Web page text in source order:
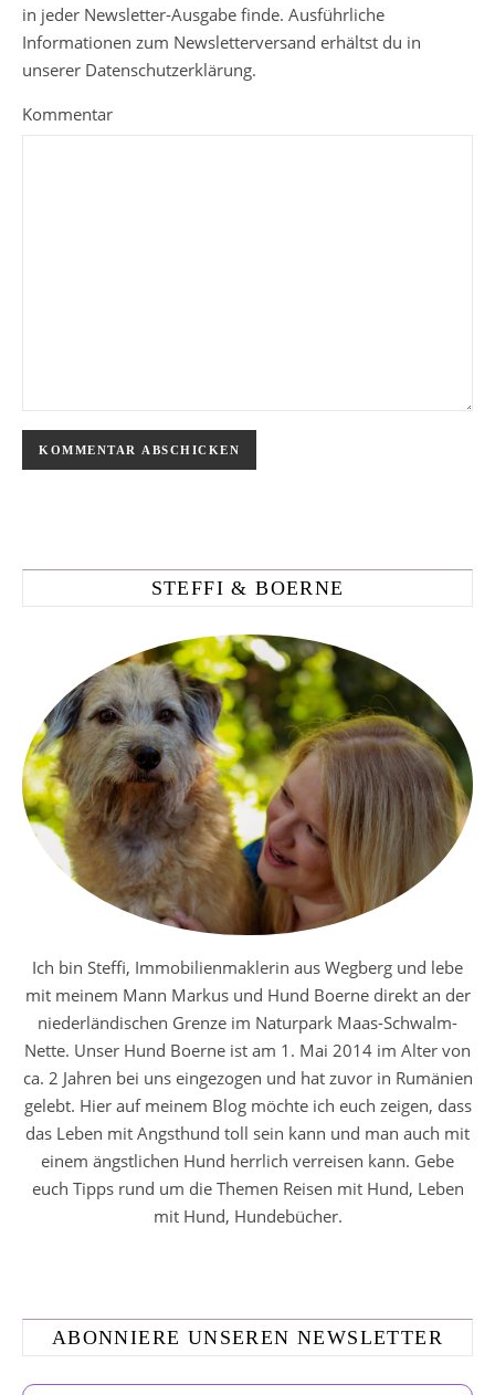
in jeder Newsletter-Ausgabe finde. Ausführliche
Informationen zum Newsletterversand erhältst du in
unserer Datenschutzerklärung.
Kommentar
STEFFI & BOERNE
Ich bin Steffi, Immobilienmaklerin aus Wegberg und lebe
mit meinem Mann Markus und Hund Boerne direkt an der
niederländischen Grenze im Naturpark Maas-Schwalm-
Nette. Unser Hund Boerne ist am 1. Mai 2014 im Alter von
ca. 2 Jahren bei uns eingezogen und hat zuvor in Rumänien
gelebt. Hier auf meinem Blog möchte ich euch zeigen, dass
das Leben mit Angsthund toll sein kann und man auch mit
einem ängstlichen Hund herrlich verreisen kann. Gebe
euch Tipps rund um die Themen Reisen mit Hund, Leben
mit Hund, Hundebücher.
ABONNIERE UNSEREN NEWSLETTER